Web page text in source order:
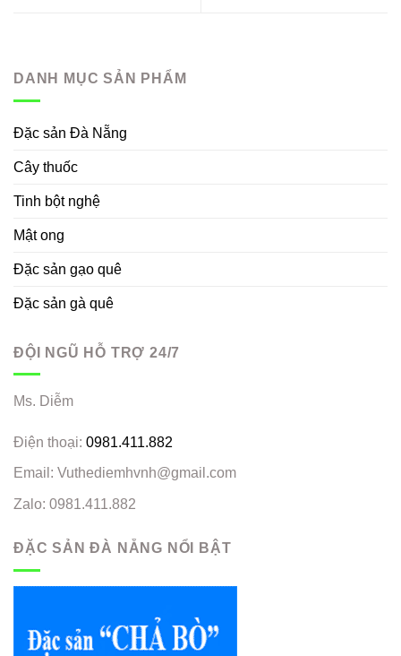
DANH MỤC SẢN PHẨM
Đặc sản Đà Nẵng
Cây thuốc
Tinh bột nghệ
Mật ong
Đặc sản gạo quê
Đặc sản gà quê
ĐỘI NGŨ HỖ TRỢ 24/7
Ms. Diễm
Điện thoại: 0981.411.882
Email: Vuthediemhvnh@gmail.com
Zalo: 0981.411.882
ĐẶC SẢN ĐÀ NẴNG NỔI BẬT